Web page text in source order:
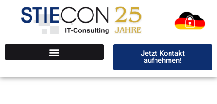
Jetzt Kontakt
aufnehmen!